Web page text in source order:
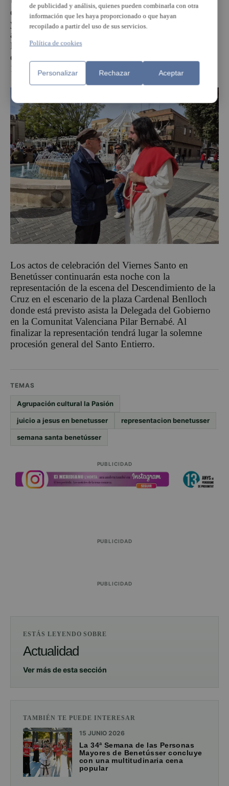
el actor Denis Madrid, que reprsentó a Jesús este año,
y Vicente Pascual, que representó a Cristo hace 75
años, cuando él tenía 19. Ambos vecinos de
Benetússer se han conocido hoy y han compartido
experiencias de la representación, que comenzó en
1949 y que año a año ha ido consolidándose.
Los actos de celebración del Viernes Santo en
Benetússer continuarán esta noche con la
representación de la escena del Descendimiento de la
Cruz en el escenario de la plaza Cardenal Benlloch
donde está previsto asista la Delegada del Gobierno
en la Comunitat Valenciana Pilar Bernabé. Al
finalizar la representación tendrá lugar la solemne
procesión general del Santo Entierro.
TEMAS
Agrupación cultural la Pasión
juicio a jesus en benetusser representacion benetusser
semana santa benetússer
PUBLICIDAD
PUBLICIDAD
PUBLICIDAD
ESTÁS LEYENDO SOBRE
Actualidad
Ver más de esta sección
TAMBIÉN TE PUEDE INTERESAR
15 JUNIO 2026
La 34ª Semana de las Personas
Mayores de Benetússer concluye
con una multitudinaria cena
popular
de publicidad y análisis, quienes pueden combinarla con otra
información que les haya proporcionado o que hayan
recopilado a partir del uso de sus servicios.
Política de cookies
Personalizar Rechazar Aceptar